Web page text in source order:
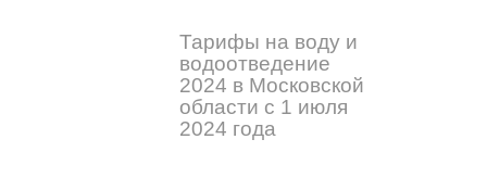
Тарифы на воду и
водоотведение
2024 в Московской
области с 1 июля
2024 года